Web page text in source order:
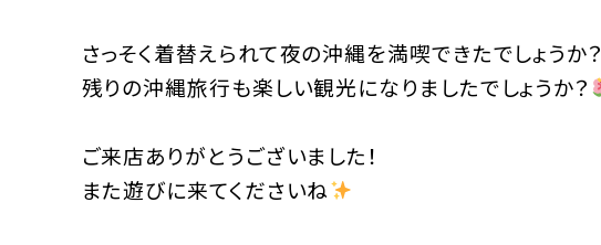
さっそく着替えられて夜の沖縄を満喫できたでしょうか？
残りの沖縄旅行も楽しい観光になりましたでしょうか？
ご来店ありがとうございました！
また遊びに来てくださいね